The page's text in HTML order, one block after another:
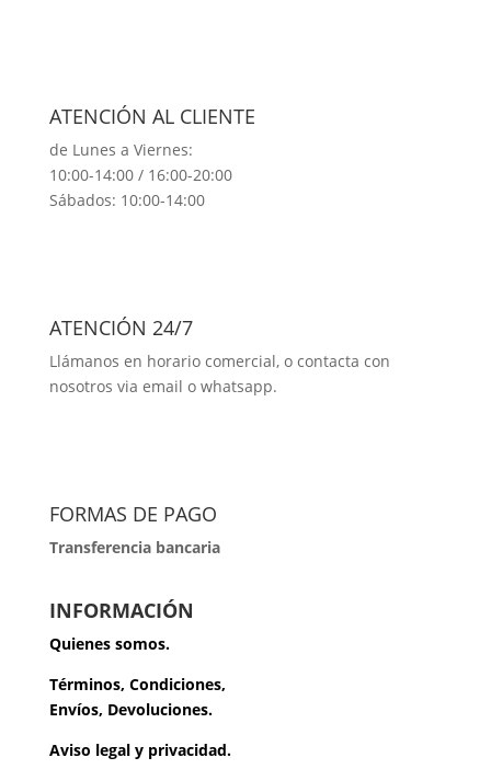
ATENCIÓN AL CLIENTE
de Lunes a Viernes:
10:00-14:00 / 16:00-20:00
Sábados: 10:00-14:00
ATENCIÓN 24/7
Llámanos en horario comercial, o contacta con
nosotros via email o whatsapp.
FORMAS DE PAGO
Transferencia bancaria
INFORMACIÓN
Quienes somos.
Términos, Condiciones,
Envíos, Devoluciones.
Aviso legal y privacidad.